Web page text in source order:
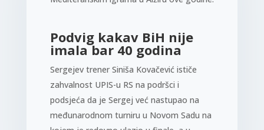
Podvig kakav BiH nije
imala bar 40 godina
Sergejev trener Siniša Kovačević ističe
zahvalnost UPIS-u RS na podršci i
podsjeća da je Sergej već nastupao na
međunarodnom turniru u Novom Sadu na